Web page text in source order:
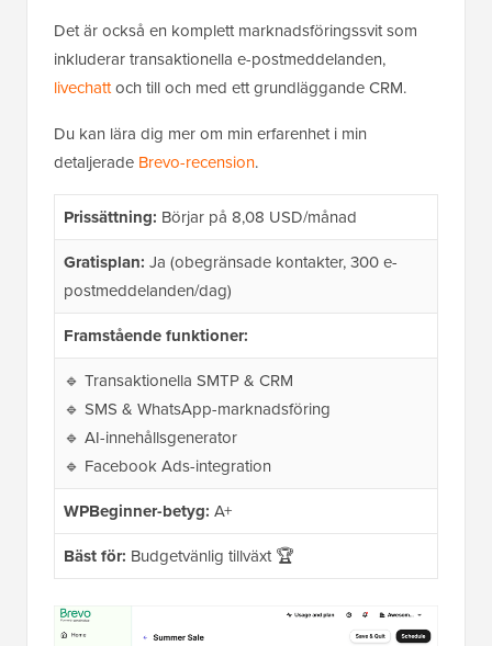
Det är också en komplett marknadsföringssvit som
inkluderar transaktionella e-postmeddelanden,
livechattoch till och med ett grundläggande CRM.
Du kan lära dig mer om min erfarenhet i min
detaljerade Brevo-recension.
Prissättning: Börjar på 8,08 USD/månad
Gratisplan: Ja (obegränsade kontakter, 300 e-
postmeddelanden/dag)
Framstående funktioner:
🔹 Transaktionella SMTP & CRM
🔹 SMS & WhatsApp-marknadsföring
🔹 AI-innehållsgenerator
🔹 Facebook Ads-integration
WPBeginner-betyg: A+
Bäst för: Budgetvänlig tillväxt 🏆